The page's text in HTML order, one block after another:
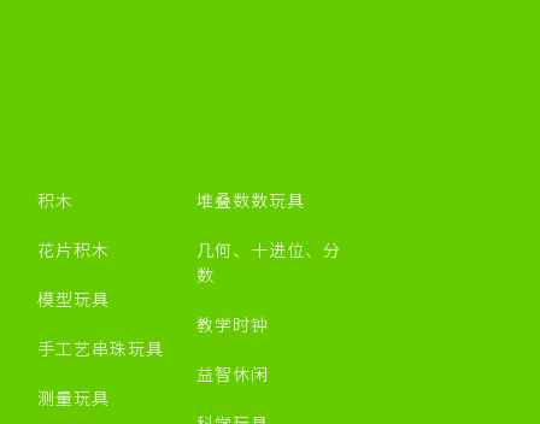
积木
花片积木
模型玩具
手工艺串珠玩具
测量玩具
堆叠数数玩具
几何、十进位、分
数
教学时钟
益智休闲